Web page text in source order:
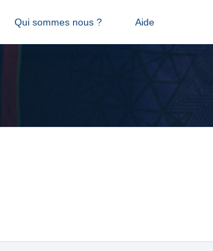
Qui sommes nous ? Aide